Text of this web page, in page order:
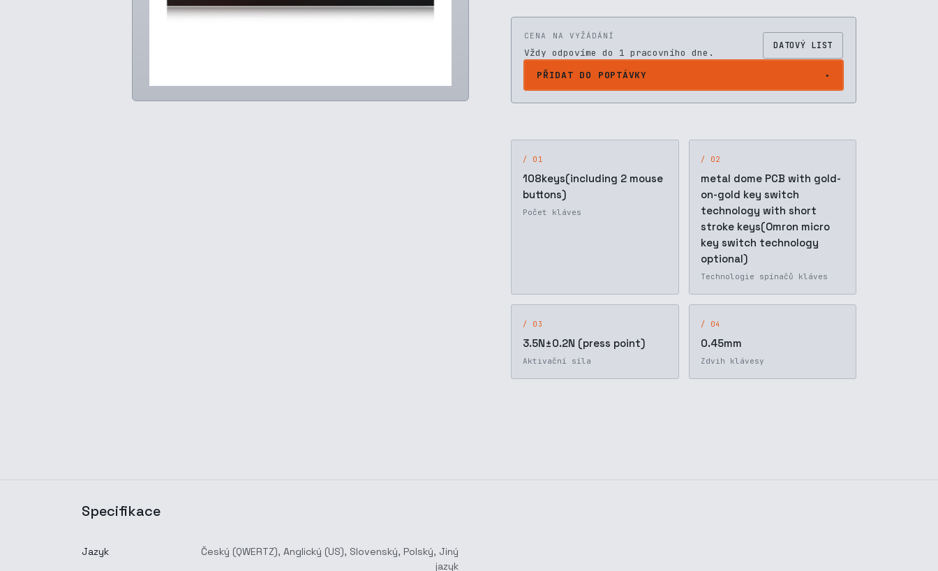
CENA NA VYŽÁDÁNÍ
Vždy odpovíme do 1 pracovního dne.
DATOVÝ LIST
PŘIDAT DO POPTÁVKY
/ 01
108keys(including 2 mouse
buttons)
Počet kláves
/ 02
metal dome PCB with gold-
on-gold key switch
technology with short
stroke keys(Omron micro
key switch technology
optional)
Technologie spínačů kláves
/ 03
3.5N±0.2N (press point)
Aktivační síla
/ 04
0.45mm
Zdvih klávesy
Specifikace
Jazyk Český (QWERTZ), Anglický (US), Slovenský, Polský, Jiný
jazyk